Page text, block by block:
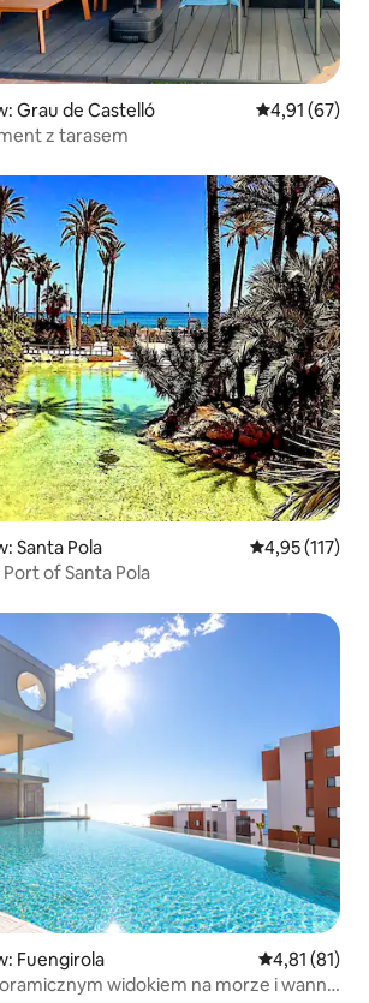
Grau de Castelló Średnia
4,91 (67)
z tarasem
Santa Pola Średnia
4,95 (117)
of Santa Pola
Fuengirola Średnia
4,81 (81)
widokiem na morze i wanną